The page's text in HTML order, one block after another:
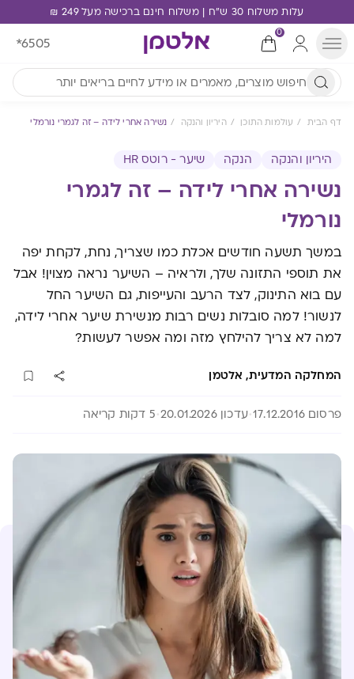
עלות משלוח 30 ש"ח | משלוח חינם ברכישה מעל 249 ₪
0
*6505
דף הבית עולמות התוכן היריון והנקה נשירה אחרי לידה – זה לגמרי נורמלי
היריון והנקה הנקה שיער - רוטס HR
נשירה אחרי לידה – זה לגמרי
נורמלי
במשך תשעה חודשים אכלת כמו שצריך, נחת, לקחת יפה
את תוספי התזונה שלך, ולראיה – השיער נראה מצוין! אבל
עם בוא התינוק, לצד הרעב והעייפות, גם השיער החל
לנשור! למה סובלות נשים רבות מנשירת שיער אחרי לידה,
למה לא צריך להילחץ מזה ומה אפשר לעשות?
המחלקה המדעית, אלטמן
פרסום 17.12.2016 עדכון 20.01.2026 5 דקות קריאה